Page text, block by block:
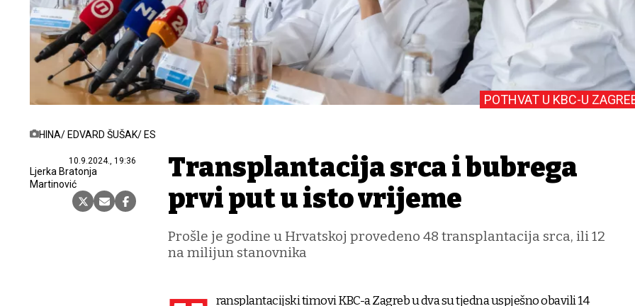
HINA/ EDVARD ŠUŠAK/ ES
10.9.2024., 19:36
Ljerka Bratonja
Martinović
POTHVAT U KBC-U
Transplantacija srca i bubrega
prvi put u isto vrijeme
Prošle je godine u Hrvatskoj provedeno 48 transplantacija srca, ili 12
na milijun stanovnika
ransplantacijski timovi KBC-a Zagreb u dva su tjedna uspješno obavili 14